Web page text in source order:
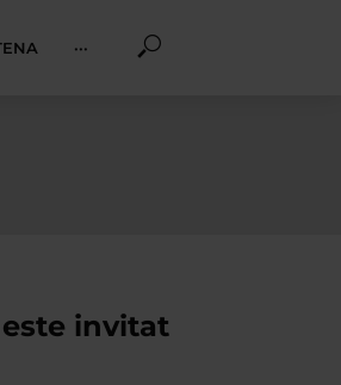
···
invitat